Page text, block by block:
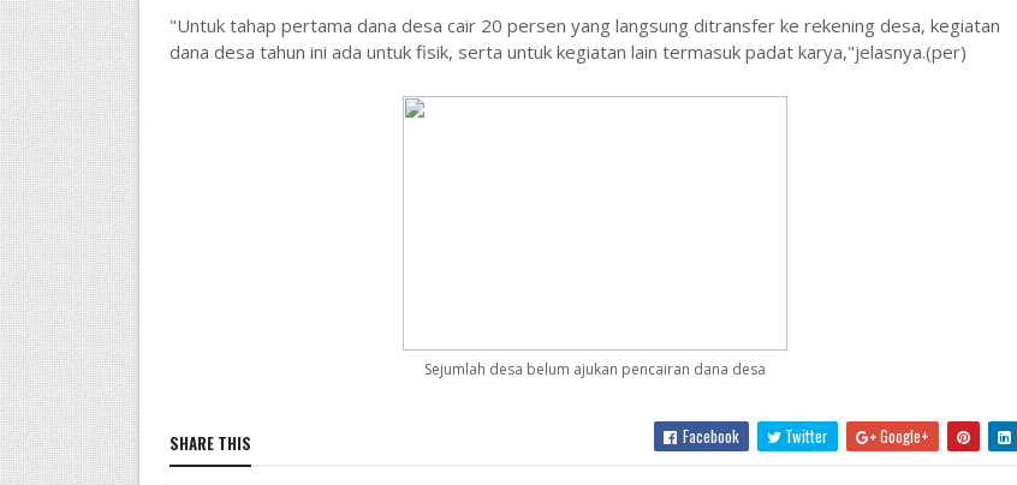
"Untuk tahap pertama dana desa cair 20 persen yang langsung ditransfer ke rekening desa, kegiatan
dana desa tahun ini ada untuk fisik, serta untuk kegiatan lain termasuk padat karya,"jelasnya.(per)
Sejumlah desa belum ajukan pencairan dana desa
SHARE THIS Facebook Twitter Google+